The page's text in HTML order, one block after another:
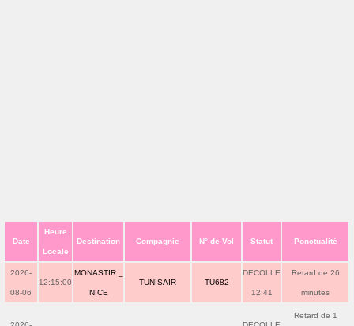
Date
Heure
Locale
Destination Compagnie N° de Vol Statut Ponctualité
2026-
08-06
12:15:00
MONASTIR _
NICE
TUNISAIR TU682
DECOLLE
12:41
Retard de 26
minutes
Retard de 1